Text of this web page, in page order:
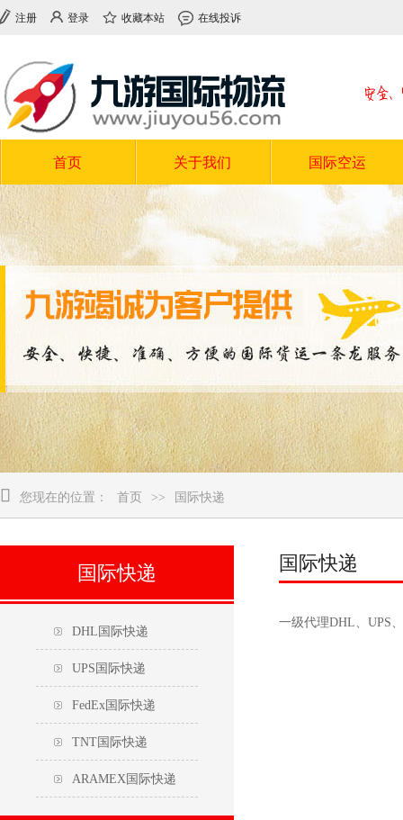
注册 登录 收藏本站 在线投诉
首页 关于我们 国际空运
 您现在的位置： 首页 >> 国际快递
国际快递
DHL国际快递
UPS国际快递
FedEx国际快递
TNT国际快递
ARAMEX国际快递
国际快递
一级代理DHL、UPS